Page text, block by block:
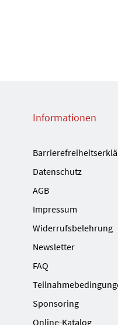
Informationen
Datenschutz
AGB
Impressum
Widerrufsbelehrung
Newsletter
FAQ
Sponsoring
Online-Katalog